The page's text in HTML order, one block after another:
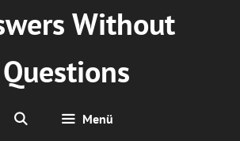
Without
Questions
Menü